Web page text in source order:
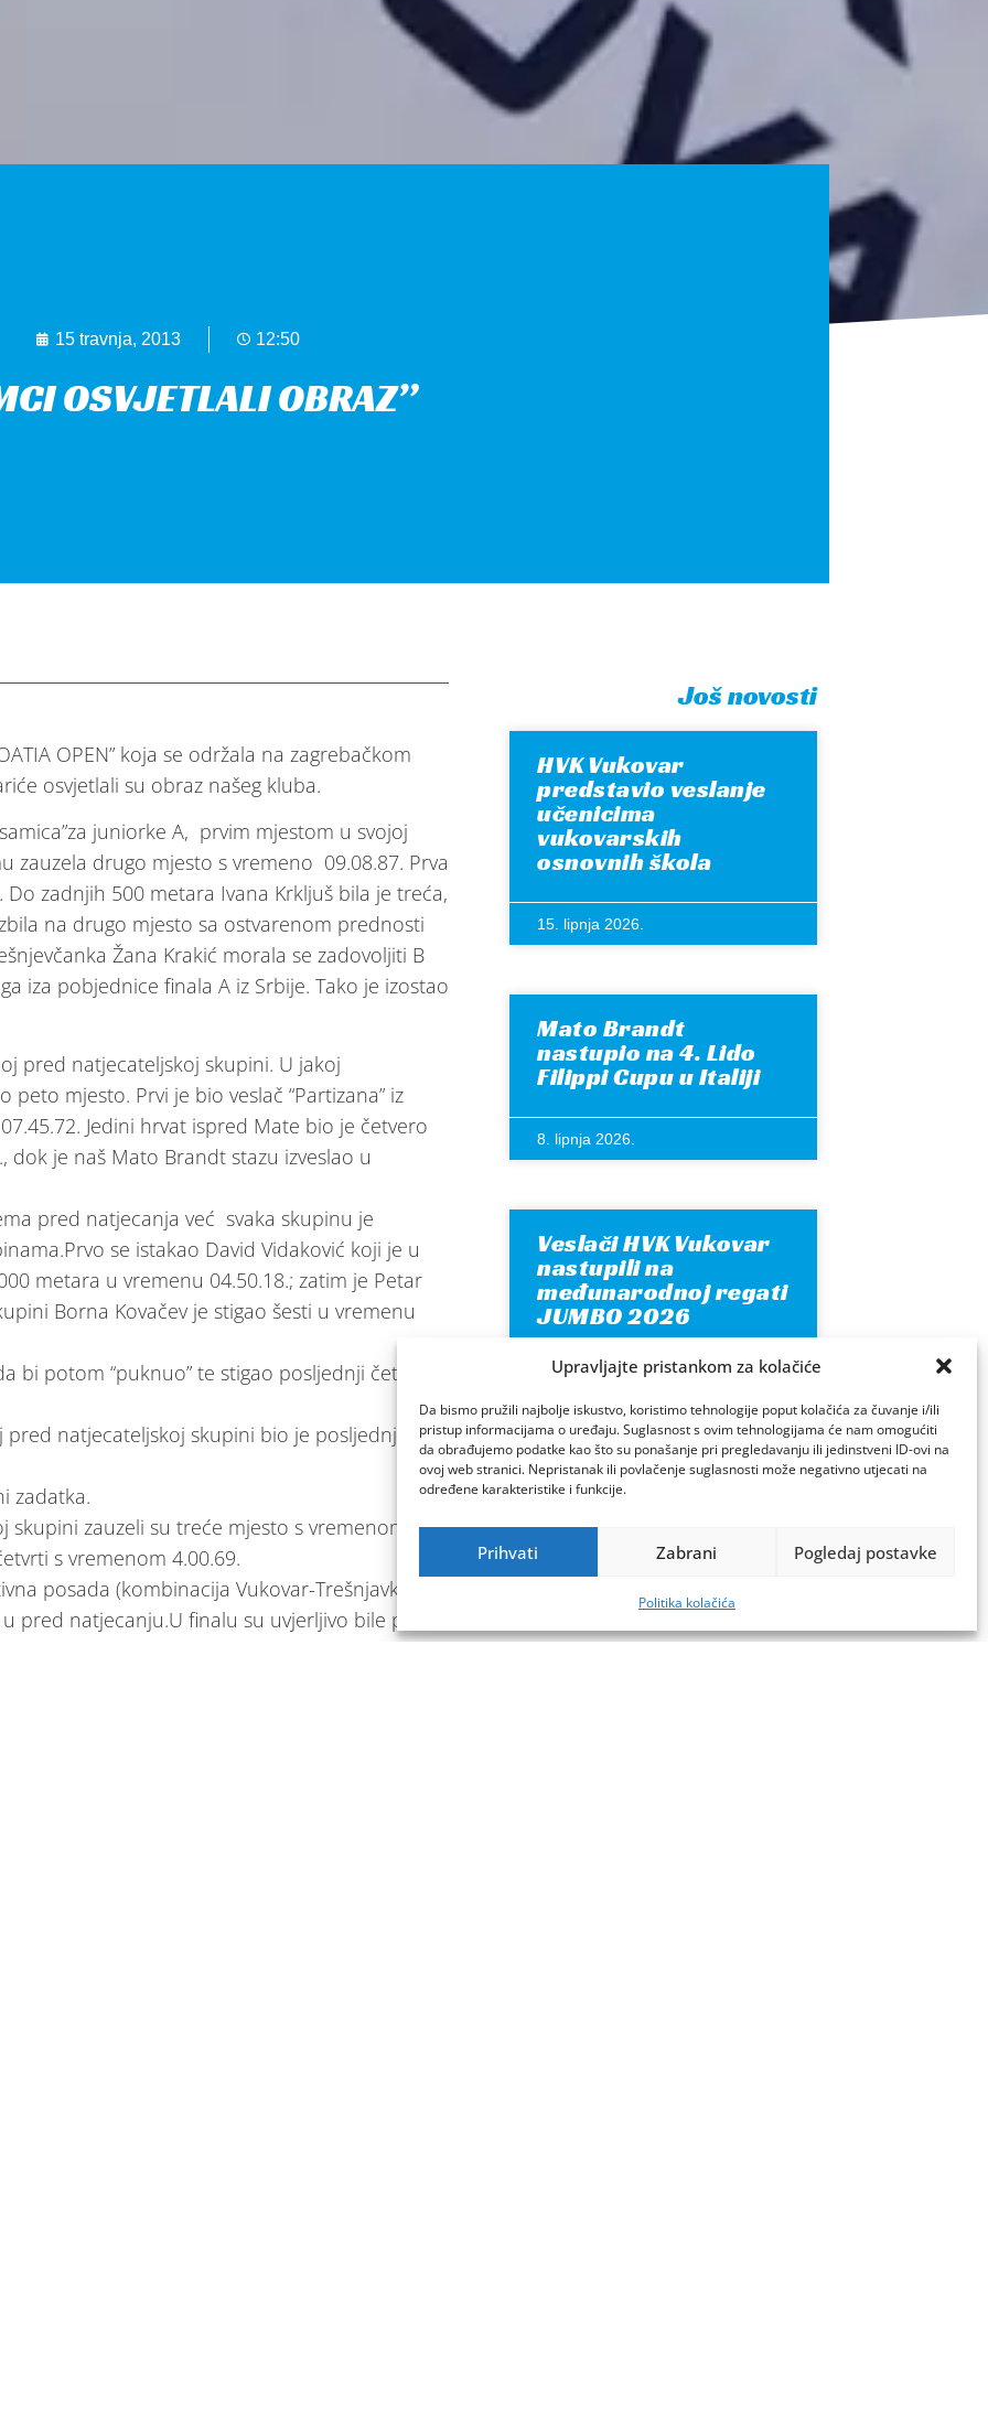
Upravljajte pristankom za kolačiće
Da bismo pružili najbolje iskustvo, koristimo tehnologije poput kolačića za čuvanje i/ili
pristup informacijama o uređaju. Suglasnost s ovim tehnologijama će nam omogućiti
da obrađujemo podatke kao što su ponašanje pri pregledavanju ili jedinstveni ID-ovi na
ovoj web stranici. Nepristanak ili povlačenje suglasnosti može negativno utjecati na
određene karakteristike i funkcije.
Prihvati Zabrani Pogledaj postavke
Politika kolačića
15 travnja, 2013 12:50
OSVJETLALI OBRAZ”
OPEN” koja se održala na zagrebačkom
osvjetlali su obraz našeg kluba.
juniorke A, prvim mjestom u svojoj
drugo mjesto s vremeno 09.08.87. Prva
Do zadnjih 500 metara Ivana Krkljuš bila je treća,
na drugo mjesto sa ostvarenom prednosti
Žana Krakić morala se zadovoljiti B
iza pobjednice finala A iz Srbije. Tako je izostao
pred natjecateljskoj skupini. U jakoj
mjesto. Prvi je bio veslač “Partizana” iz
Jedini hrvat ispred Mate bio je četvero
dok je naš Mato Brandt stazu izveslao u
pred natjecanja već svaka skupinu je
se istakao David Vidaković koji je u
metara u vremenu 04.50.18.; zatim je Petar
Borna Kovačev je stigao šesti u vremenu
potom “puknuo” te stigao posljednji četvrti s
natjecateljskoj skupini bio je posljednji
zadatka.
zauzeli su treće mjesto s vremenom
s vremenom 4.00.69.
posada (kombinacija Vukovar-Trešnjavka)
pred natjecanju.U finalu su uvjerljivo bile prve
su izveslale u vremenu 07.52.03. Druge su bile
Još novosti
HVK Vukovar
predstavio veslanje
učenicima
vukovarskih
osnovnih škola
15. lipnja 2026.
Mato Brandt
nastupio na 4. Lido
Filippi Cupu u Italiji
8. lipnja 2026.
Veslači HVK Vukovar
nastupili na
međunarodnoj regati
JUMBO 2026
7. lipnja 2026.